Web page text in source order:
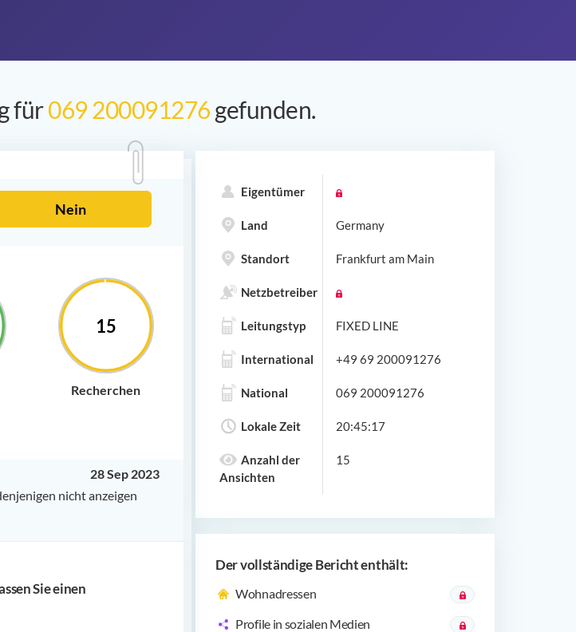
für069 200091276gefunden.
Nein
15
Recherchen
28 Sep 2023
nicht anzeigen
Sie einen
Eigentümer
Land Germany
Standort Frankfurt am Main
Netzbetreiber
Leitungstyp FIXED LINE
International +49 69 200091276
National 069 200091276
Lokale Zeit 20:45:17
Anzahl der
Ansichten
15
Der vollständige Bericht enthält:
Wohnadressen
Profile in sozialen Medien